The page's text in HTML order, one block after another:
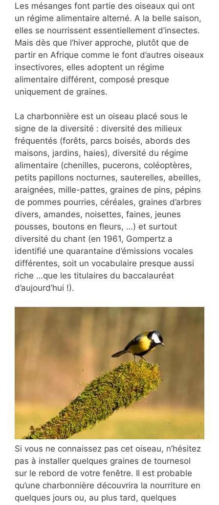
Les mésanges font partie des oiseaux qui ont
un régime alimentaire alterné. A la belle saison,
elles se nourrissent essentiellement d’insectes.
Mais dès que l’hiver approche, plutôt que de
partir en Afrique comme le font d’autres oiseaux
insectivores, elles adoptent un régime
alimentaire différent, composé presque
uniquement de graines.
La charbonnière est un oiseau placé sous le
signe de la diversité : diversité des milieux
fréquentés (forêts, parcs boisés, abords des
maisons, jardins, haies), diversité du régime
alimentaire (chenilles, pucerons, coléoptères,
petits papillons nocturnes, sauterelles, abeilles,
araignées, mille-pattes, graines de pins, pépins
de pommes pourries, céréales, graines d’arbres
divers, amandes, noisettes, faines, jeunes
pousses, boutons en fleurs, …) et surtout
diversité du chant (en 1961, Gompertz a
identifié une quarantaine d’émissions vocales
différentes, soit un vocabulaire presque aussi
riche …que les titulaires du baccalauréat
d’aujourd’hui !).
Si vous ne connaissez pas cet oiseau, n’hésitez
pas à installer quelques graines de tournesol
sur le rebord de votre fenêtre. Il est probable
qu’une charbonnière découvrira la nourriture en
quelques jours ou, au plus tard, quelques